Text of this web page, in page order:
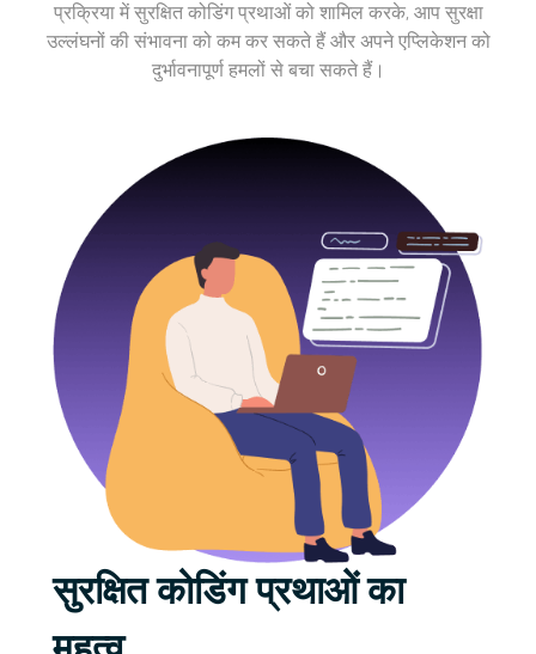
प्रक्रिया में सुरक्षित कोडिंग प्रथाओं को शामिल करके, आप सुरक्षा
उल्लंघनों की संभावना को कम कर सकते हैं और अपने एप्लिकेशन को
दुर्भावनापूर्ण हमलों से बचा सकते हैं।
सुरक्षित कोडिंग प्रथाओं का